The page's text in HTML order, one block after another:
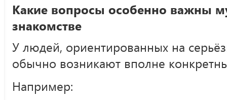
Какие вопросы особенно важны
знакомстве
У людей, ориентированных на
обычно возникают вполне
Например: